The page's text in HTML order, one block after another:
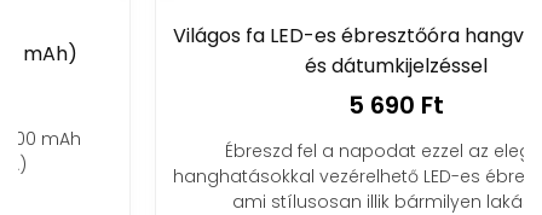
Világos fa LED-es ébresztőóra hangvezérléssel
és dátumkijelzéssel
Ébreszd fel a napodat ezzel az elegáns,
hanghatásokkal vezérelhető LED-es ébresztőórával,
ami stílusosan illik bármilyen lakásba.